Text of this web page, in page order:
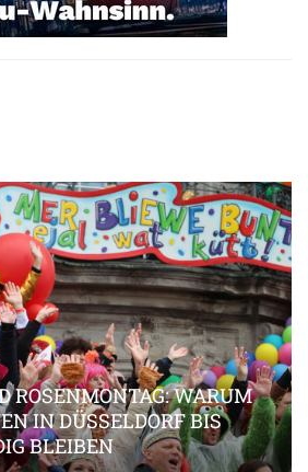
ROSENMONTAG: WARUM
IN DÜSSELDORF BIS
BLEIBEN